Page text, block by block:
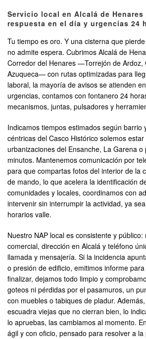
Servicio local en Alcalá de Henares
respuesta en el día y urgencias 24
Tu tiempo es oro. Y una cisterna que
no admite espera. Cubrimos Alcalá de
Corredor del Henares —Torrejón de Ardoz,
Azuqueca— con rutas optimizadas para
laboral, la mayoría de avisos se atienden
urgencias, contamos con fontanero 24
mecanismos, juntas, pulsadores y
Indicamos tiempos estimados según barrio
céntricas del Casco Histórico solemos
urbanizaciones del Ensanche, La Garena
minutos. Mantenemos comunicación por
para que compartas fotos del interior de la
de mando, lo que acelera la identificación
comunidades y locales, coordinamos con
intervenir sin interrumpir la actividad, ya
horarios valle.
Nuestro NAP local es consistente y
comercial, dirección en Alcalá y teléfono
llamada y mensajería. Si la incidencia
o presión de edificio, emitimos informe
finalizar, dejamos todo limpio y
goteos ni pérdidas por el pasamuros, un
con muebles o tabiques de pladur.
escuadra viejas que no cierran bien, lo
lo apruebas, las cambiamos al momento.
ágil y con oficio, pensado para resolver a la